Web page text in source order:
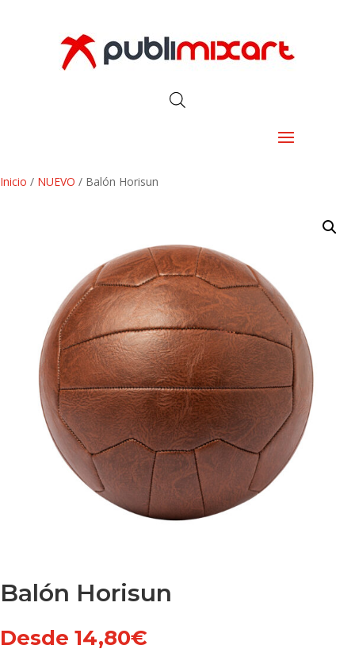
Inicio / NUEVO / Balón Horisun
Balón Horisun
Desde 14,80€